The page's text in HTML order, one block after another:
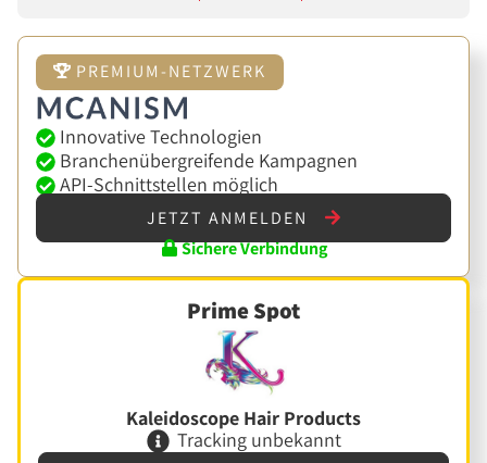
PREMIUM-NETZWERK
Innovative Technologien
Branchenübergreifende Kampagnen
API-Schnittstellen möglich
JETZT ANMELDEN
Sichere Verbindung
Prime Spot
Kaleidoscope Hair Products
Tracking unbekannt